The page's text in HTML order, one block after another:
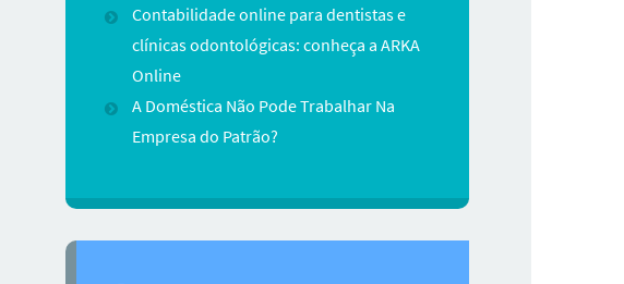
Contabilidade online para dentistas e
clínicas odontológicas: conheça a ARKA
Online
A Doméstica Não Pode Trabalhar Na
Empresa do Patrão?